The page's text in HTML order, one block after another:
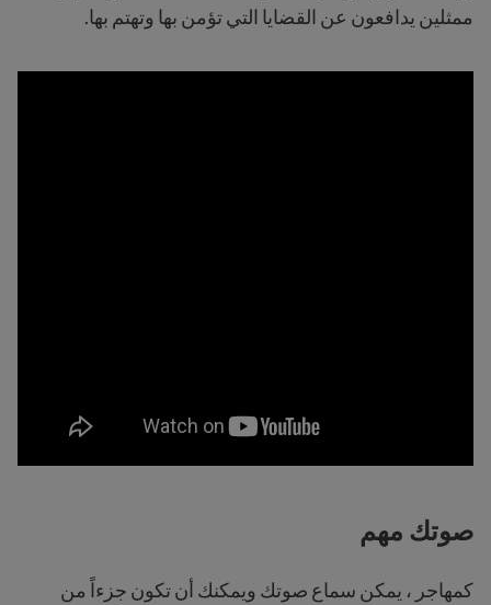
ممثلين يدافعون عن القضايا التي تؤمن بها وتهتم بها.
صوتك مهم
كمهاجر ، يمكن سماع صوتك ويمكنك أن تكون جزءاً من